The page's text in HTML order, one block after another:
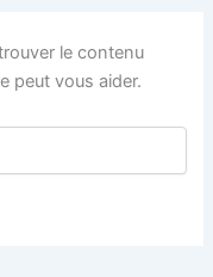
le contenu
peut vous aider.